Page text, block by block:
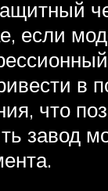
если
в
что
завод